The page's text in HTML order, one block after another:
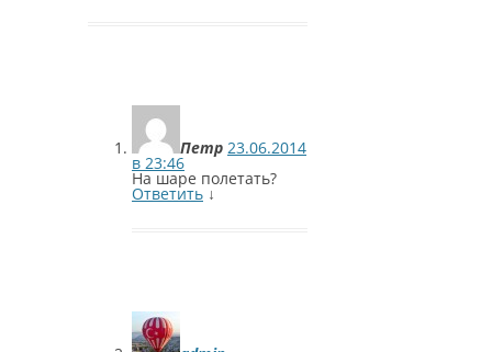
Петр 23.06.2014
в 23:46
На шаре полетать?
Ответить ↓